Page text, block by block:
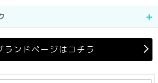
ランドページはコチラ